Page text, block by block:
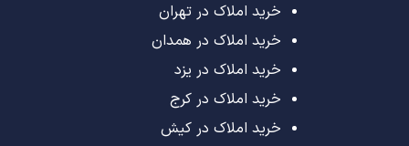
خرید املاک در تهران
خرید املاک در همدان
خرید املاک در یزد
خرید املاک در کرج
خرید املاک در کیش